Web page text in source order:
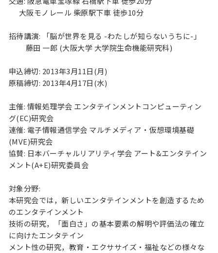
招待講演: 「脳が世界を見る -わたしが知らないうちに-」
申込締切: 2013年3月11日(月)
原稿締切: 2013年4月17日(水)
主催: 情報処理学会 エンタテインメントコンピューティン
グ(EC)研究会
連催: 電子情報通信学会 マルチメディア・仮想環境基礎
(MVE)研究会
協賛: 日本バーチャルリアリティ学会 アート&エンタテイン
メント(A+E)研究委員会
対象分野:
本研究会では，新しいエンタテインメントを創造するため
のエンタテインメント
技術の研究，「面白さ」の基本要素の解明や評価法の確立
に向けたエンタテイン
メント性の研究，教育・エクササイズ・福祉などの様々な